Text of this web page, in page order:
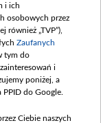
i ich
osobowych przez
również „TVP”),
Zaufanych
tym do
i
poniżej, a
PPID do Google.
Ciebie naszych